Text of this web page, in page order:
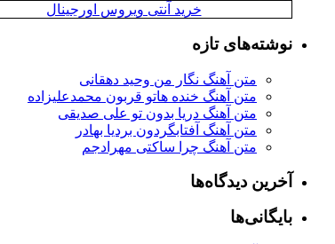
خرید آنتی ویروس اورجینال
نوشته‌های تازه
متن آهنگ نگار من وحید دهقانی
متن آهنگ خنده هاتو قربون محمدعلیزاده
متن آهنگ دریا بدون تو علی صدیقی
متن آهنگ آفتابگردون بردیا بهادر
متن آهنگ چرا ساکتی مهرادجم
آخرین دیدگاه‌ها
بایگانی‌ها